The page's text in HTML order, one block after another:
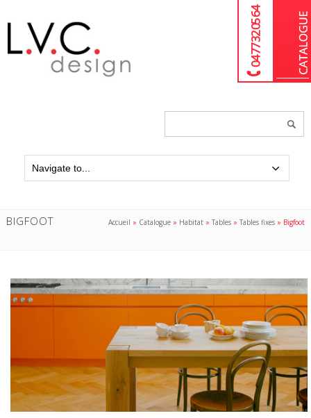
04 77 32 05 64
BIGFOOT Accueil » Catalogue » Habitat »Tables »Tables fixes » Bigfoot